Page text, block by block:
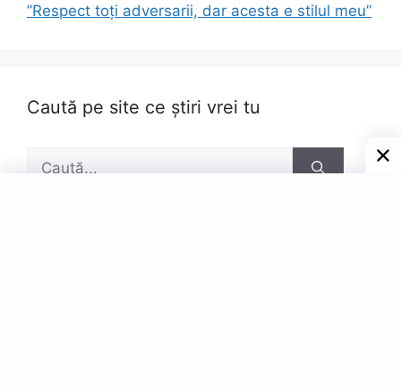
”Respect toți adversarii, dar acesta e stilul meu”
Caută pe site ce știri vrei tu
după: